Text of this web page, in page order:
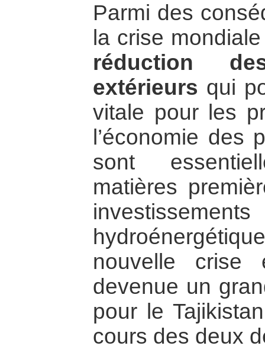
Parmi des
la crise
réduction
extérieurs qui
vitale pour les
l’économie des
sont
matières
nouvelle crise
devenue un
pour le
cours des deux